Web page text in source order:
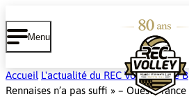
Menu
Accueil L'actualité du REC Volley Ligue B
Rennaises n’a pas suffi » – Ouest France